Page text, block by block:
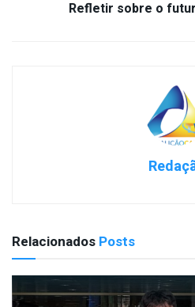
Refletir sobre o
Relacionados Posts